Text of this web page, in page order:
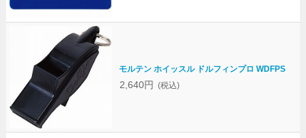
モルテン ホイッスル ドルフィンプロ WDFPS
2,640円 (税込)